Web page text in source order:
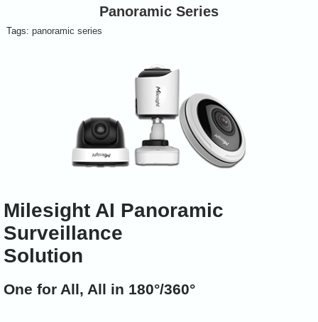
Panoramic Series
Tags: panoramic series
Milesight AI Panoramic
Surveillance
Solution
One for All, All in 180°/360°